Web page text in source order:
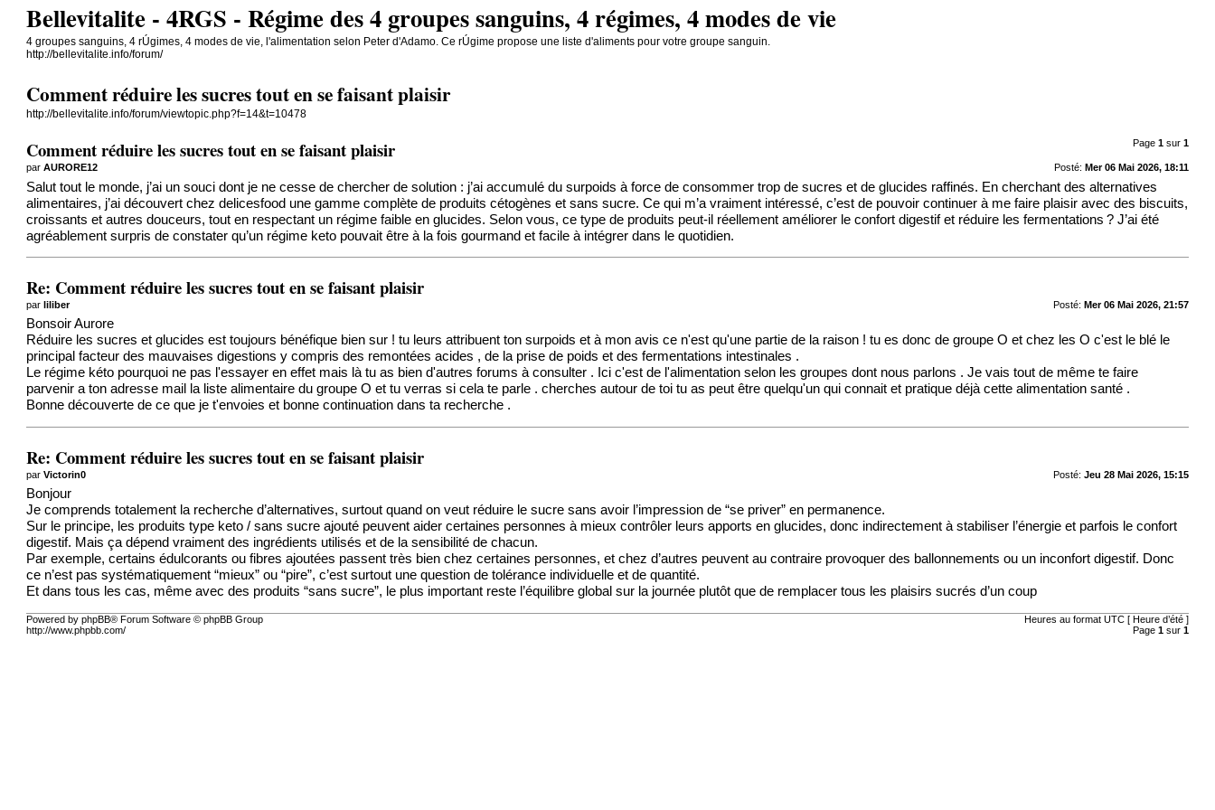
Bellevitalite - 4RGS - Régime des 4 groupes sanguins, 4 régimes, 4 modes de vie
4 groupes sanguins, 4 rÚgimes, 4 modes de vie, l'alimentation selon Peter d'Adamo. Ce rÚgime propose une liste d'aliments pour votre groupe sanguin.
http://bellevitalite.info/forum/
Comment réduire les sucres tout en se faisant plaisir
http://bellevitalite.info/forum/viewtopic.php?f=14&t=10478
Page 1sur 1
Comment réduire les sucres tout en se faisant plaisir
Posté: Mer 06 Mai 2026, 18:11
parAURORE12
Salut tout le monde, j’ai un souci dont je ne cesse de chercher de solution : j’ai accumulé du surpoids à force de consommer trop de sucres et de glucides raffinés. En cherchant des alternatives
alimentaires, j’ai découvert chezdelicesfood une gamme complète de produits cétogènes et sans sucre. Ce qui m’a vraiment intéressé, c’est de pouvoir continuer à me faire plaisir avec des biscuits,
croissants et autres douceurs, tout en respectant un régime faible en glucides. Selon vous, ce type de produits peut-il réellement améliorer le confort digestif et réduire les fermentations ? J’ai été
agréablement surpris de constater qu’un régime keto pouvait être à la fois gourmand et facile à intégrer dans le quotidien.
Re: Comment réduire les sucres tout en se faisant plaisir
Posté: Mer 06 Mai 2026, 21:57
parliliber
Bonsoir Aurore
Réduire les sucres et glucides est toujours bénéfique bien sur ! tu leurs attribuent ton surpoids et à mon avis ce n'est qu'une partie de la raison ! tu es donc de groupe O et chez les O c'est le blé le
principal facteur des mauvaises digestions y compris des remontées acides , de la prise de poids et des fermentations intestinales .
Le régime kéto pourquoi ne pas l'essayer en effet mais là tu as bien d'autres forums à consulter . Ici c'est de l'alimentation selon les groupes dont nous parlons . Je vais tout de même te faire
parvenir a ton adresse mail la liste alimentaire du groupe O et tu verras si cela te parle . cherches autour de toi tu as peut être quelqu'un qui connait et pratique déjà cette alimentation santé .
Bonne découverte de ce que je t'envoies et bonne continuation dans ta recherche .
Re: Comment réduire les sucres tout en se faisant plaisir
Posté: Jeu 28 Mai 2026, 15:15
parVictorin0
Bonjour
Je comprends totalement la recherche d’alternatives, surtout quand on veut réduire le sucre sans avoir l’impression de “se priver” en permanence.
Sur le principe, les produits type keto / sans sucre ajouté peuvent aider certaines personnes à mieux contrôler leurs apports en glucides, donc indirectement à stabiliser l’énergie et parfois le confort
digestif. Mais ça dépend vraiment des ingrédients utilisés et de la sensibilité de chacun.
Par exemple, certains édulcorants ou fibres ajoutées passent très bien chez certaines personnes, et chez d’autres peuvent au contraire provoquer des ballonnements ou un inconfort digestif. Donc
ce n’est pas systématiquement “mieux” ou “pire”, c’est surtout une question de tolérance individuelle et de quantité.
Et dans tous les cas, même avec des produits “sans sucre”, le plus important reste l’équilibre global sur la journée plutôt que de remplacer tous les plaisirs sucrés d’un coup
Heures au format UTC [ Heure d’été ]
Page 1sur 1
Powered by phpBB® Forum Software © phpBB Group
http://www.phpbb.com/